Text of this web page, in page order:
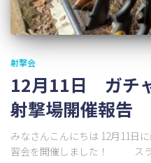
射撃会
12月11日 ガチ
射撃場開催報告
みなさんこんにちは 12月11日
習会を開催しました！ ス